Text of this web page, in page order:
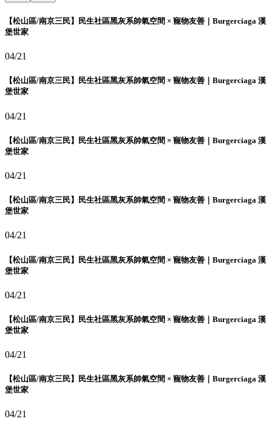
【松山區/南京三民】民生社區黑灰系帥氣空間 × 寵物友善｜Burgerciaga 漢
堡世家
04/21
【松山區/南京三民】民生社區黑灰系帥氣空間 × 寵物友善｜Burgerciaga 漢
堡世家
04/21
【松山區/南京三民】民生社區黑灰系帥氣空間 × 寵物友善｜Burgerciaga 漢
堡世家
04/21
【松山區/南京三民】民生社區黑灰系帥氣空間 × 寵物友善｜Burgerciaga 漢
堡世家
04/21
【松山區/南京三民】民生社區黑灰系帥氣空間 × 寵物友善｜Burgerciaga 漢
堡世家
04/21
【松山區/南京三民】民生社區黑灰系帥氣空間 × 寵物友善｜Burgerciaga 漢
堡世家
04/21
【松山區/南京三民】民生社區黑灰系帥氣空間 × 寵物友善｜Burgerciaga 漢
堡世家
04/21